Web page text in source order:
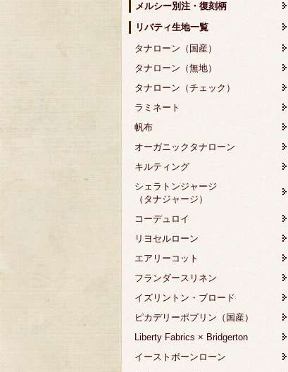
メルシー別注・復刻柄
リバティ生地一覧
タナローン（国産）
タナローン（無地）
タナローン（チェック）
ラミネート
帆布
オーガニックタナローン
キルティング
シェラトンジャージ
（タナジャージ）
コーデュロイ
リヨセルローン
エアリーコット
フランダースリネン
イズリントン・ブロード
ピカデリーポプリン（国産）
Liberty Fabrics × Bridgerton
イーストボーンローン